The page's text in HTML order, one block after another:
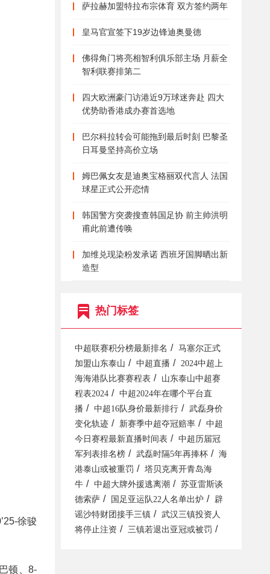
徐骏
顿、8-
萨拉赫加盟特拉布宗体育 双方签约两年
皇马官宣签下19岁边锋迪奥曼德
佛得角门将亮相智利俱乐部主场 月薪全
智利联赛排第二
四大欧洲豪门访港近9万球迷奔赴 四大
优势助香港成办赛首选地
巴尔科拉转会可能拖到最后时刻 巴黎圣
日耳曼坚持高价立场
姆巴佩女友是迪奥宝格丽双代言人 法国
球星正式公开恋情
韩国警方突袭搜查韩国足协 前主帅洪明
甫此前遭传唤
加维兑现染粉发承诺 西班牙国脚晒出新
造型
热门标签
中超联赛积分榜最新排名 /
马塞尔正式
加盟山东泰山 / 中超直播 /
2024中超上
海海港队比赛赛程表 /
山东泰山中超赛
程表2024 /
中超2024年在哪个平台直
播 / 中超16队身价最新排行 /
武磊身价
变化轨迹 / 新赛季中超夺冠赔率 /
中超
今日赛程最新直播时间表 /
中超历届冠
军列表排名榜 / 武磊时隔5年再捧杯 /
海
港泰山或被重罚 /
塔贝克离开青岛海
牛 / 中超大牌外援逃离潮 /
苏亚雷斯谈
德索萨 / 国足亚运队22人名单出炉 /
辟
谣沙特财团接手三镇 /
武汉三镇投资人
将停止注资 / 三镇若退出亚冠或被罚 /